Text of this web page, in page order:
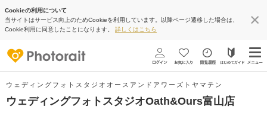
Cookieの利用について
当サイトはサービス向上のためCookieを利用しています。以降ページ遷移した場合は、
Cookie利用に同意したことになります。 詳しくはこちら
ウェディングフォトスタジオオースアンドアワーズトヤマテン
ウェディングフォトスタジオOath&Ours富山店